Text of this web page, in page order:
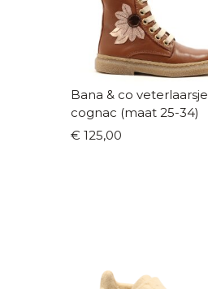
Bana & co veterlaarsje
cognac (maat 25-34)
€ 125,00